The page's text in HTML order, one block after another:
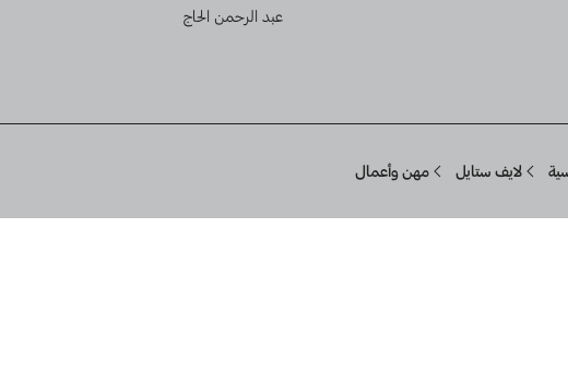
عبد الرحمن الحاج
لايف ستايل مهن وأعمال